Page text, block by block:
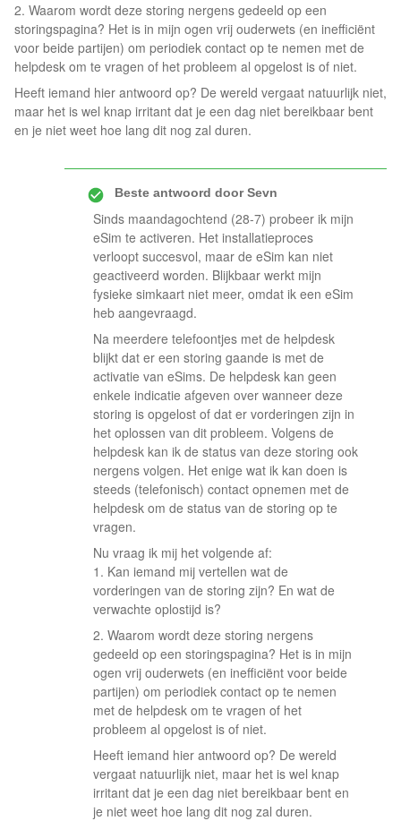
2. Waarom wordt deze storing nergens gedeeld op een
storingspagina? Het is in mijn ogen vrij ouderwets (en inefficiënt
voor beide partijen) om periodiek contact op te nemen met de
helpdesk om te vragen of het probleem al opgelost is of niet.
Heeft iemand hier antwoord op? De wereld vergaat natuurlijk niet,
maar het is wel knap irritant dat je een dag niet bereikbaar bent
en je niet weet hoe lang dit nog zal duren.
Beste antwoord doorSevn
Sinds maandagochtend (28-7) probeer ik mijn
eSim te activeren. Het installatieproces
verloopt succesvol, maar de eSim kan niet
geactiveerd worden. Blijkbaar werkt mijn
fysieke simkaart niet meer, omdat ik een eSim
heb aangevraagd.
Na meerdere telefoontjes met de helpdesk
blijkt dat er een storing gaande is met de
activatie van eSims. De helpdesk kan geen
enkele indicatie afgeven over wanneer deze
storing is opgelost of dat er vorderingen zijn in
het oplossen van dit probleem. Volgens de
helpdesk kan ik de status van deze storing ook
nergens volgen. Het enige wat ik kan doen is
steeds (telefonisch) contact opnemen met de
helpdesk om de status van de storing op te
vragen.
Nu vraag ik mij het volgende af:
1. Kan iemand mij vertellen wat de
vorderingen van de storing zijn? En wat de
verwachte oplostijd is?
2. Waarom wordt deze storing nergens
gedeeld op een storingspagina? Het is in mijn
ogen vrij ouderwets (en inefficiënt voor beide
partijen) om periodiek contact op te nemen
met de helpdesk om te vragen of het
probleem al opgelost is of niet.
Heeft iemand hier antwoord op? De wereld
vergaat natuurlijk niet, maar het is wel knap
irritant dat je een dag niet bereikbaar bent en
je niet weet hoe lang dit nog zal duren.